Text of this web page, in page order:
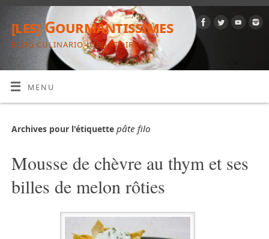
[les] Gourmantissimes
BLOG CULINARIO-JUBILATOIRE
MENU
Archives pour l'étiquette pâte filo
Mousse de chèvre au thym et ses
billes de melon rôties